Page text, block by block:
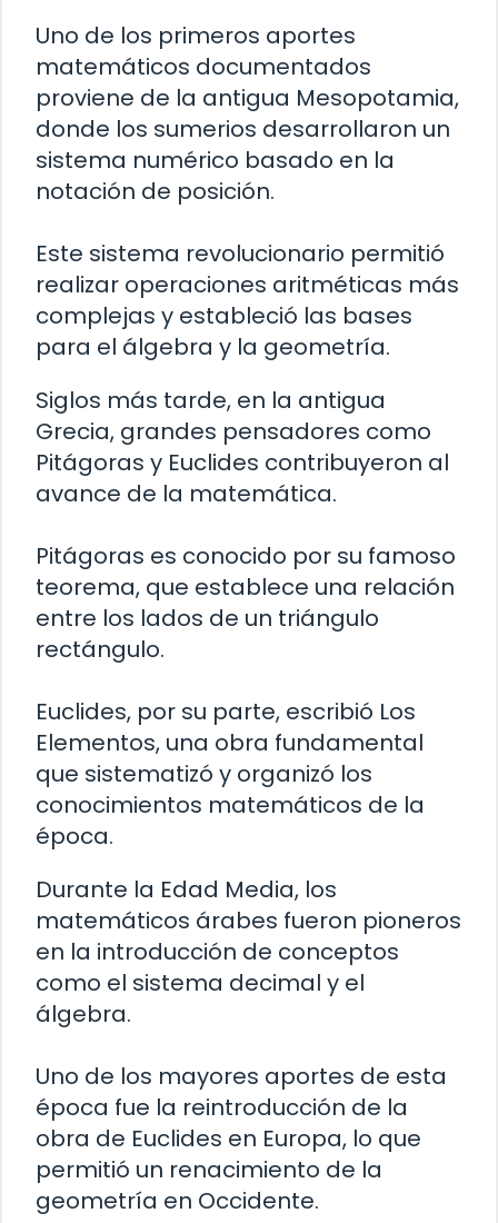
Uno de los primeros aportes
matemáticos documentados
proviene de la antigua Mesopotamia,
donde los sumerios desarrollaron un
sistema numérico basado en la
notación de posición.
Este sistema revolucionario permitió
realizar operaciones aritméticas más
complejas y estableció las bases
para el álgebra y la geometría.
Siglos más tarde, en la antigua
Grecia, grandes pensadores como
Pitágoras y Euclides contribuyeron al
avance de la matemática.
Pitágoras es conocido por su famoso
teorema, que establece una relación
entre los lados de un triángulo
rectángulo.
Euclides, por su parte, escribió Los
Elementos, una obra fundamental
que sistematizó y organizó los
conocimientos matemáticos de la
época.
Durante la Edad Media, los
matemáticos árabes fueron pioneros
en la introducción de conceptos
como el sistema decimal y el
álgebra.
Uno de los mayores aportes de esta
época fue la reintroducción de la
obra de Euclides en Europa, lo que
permitió un renacimiento de la
geometría en Occidente.